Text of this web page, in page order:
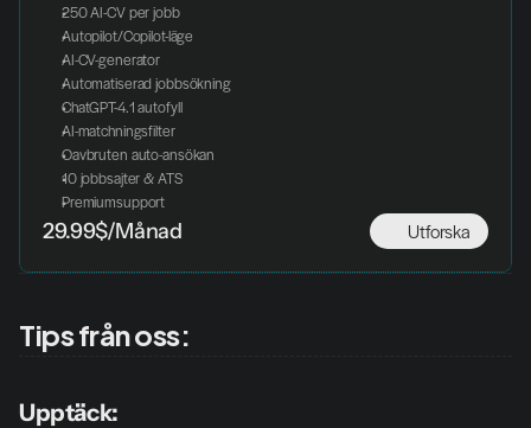
250 AI-CV per jobb
Autopilot/Copilot-läge
AI-CV-generator
Automatiserad jobbsökning
ChatGPT-4.1 autofyll
AI-matchningsfilter
Oavbruten auto-ansökan
10 jobbsajter & ATS
Premiumsupport
Utforska
29.99$/Månad
Tips från oss:
Upptäck: